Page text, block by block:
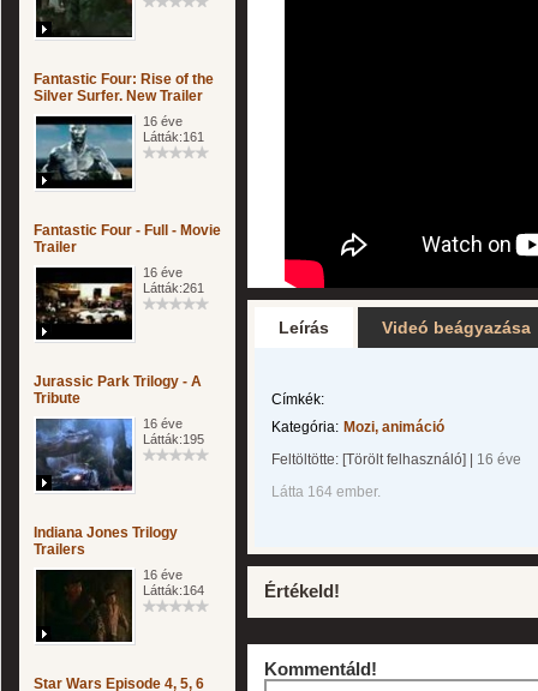
Fantastic Four: Rise of the
Silver Surfer. New Trailer
16 éve
Látták:161
Fantastic Four - Full - Movie
Trailer
16 éve
Látták:261
Jurassic Park Trilogy - A
Tribute
16 éve
Látták:195
Indiana Jones Trilogy
Trailers
16 éve
Látták:164
Star Wars Episode 4, 5, 6
Leírás Videó beágyazása
Címkék:
Kategória: Mozi, animáció
Feltöltötte: [Törölt felhasználó]
16 éve
Látta 164 ember.
Értékeld!
Kommentáld!